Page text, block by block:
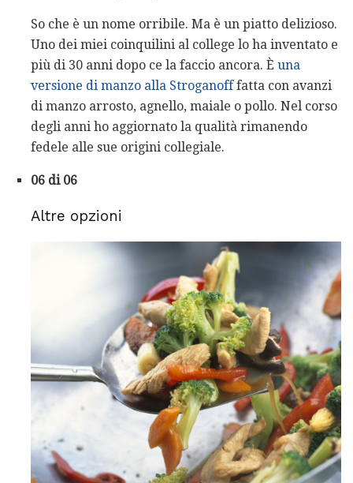
So che è un nome orribile. Ma è un piatto delizioso.
Uno dei miei coinquilini al college lo ha inventato e
più di 30 anni dopo ce la faccio ancora. È una
versione di manzo alla Stroganofffatta con avanzi
di manzo arrosto, agnello, maiale o pollo. Nel corso
degli anni ho aggiornato la qualità rimanendo
fedele alle sue origini collegiale.
06 di 06
Altre opzioni